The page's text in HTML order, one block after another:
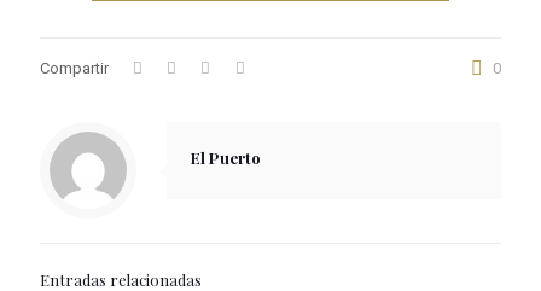
Compartir 0
El Puerto
Entradas relacionadas